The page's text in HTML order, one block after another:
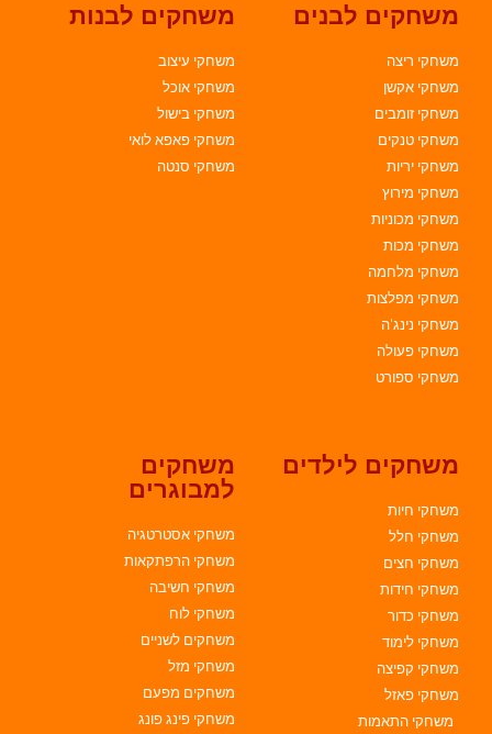
משחקים לבנים
משחקי ריצה
משחקי אקשן
משחקי זומבים
משחקי טנקים
משחקי יריות
משחקי מירוץ
משחקי מכוניות
משחקי מכות
משחקי מלחמה
משחקי מפלצות
משחקי נינג'ה
משחקי פעולה
משחקי ספורט
משחקים לבנות
משחקי עיצוב
משחקי אוכל
משחקי בישול
משחקי פאפא לואי
משחקי סנטה
משחקים לילדים
משחקי חיות
משחקי חלל
משחקי חצים
משחקי חידות
משחקי כדור
משחקי לימוד
משחקי קפיצה
משחקי פאזל
משחקי התאמות
משחקים
למבוגרים
משחקי אסטרטגיה
משחקי הרפתקאות
משחקי חשיבה
משחקי לוח
משחקים לשניים
משחקי מזל
משחקים מפעם
משחקי פינג פונג